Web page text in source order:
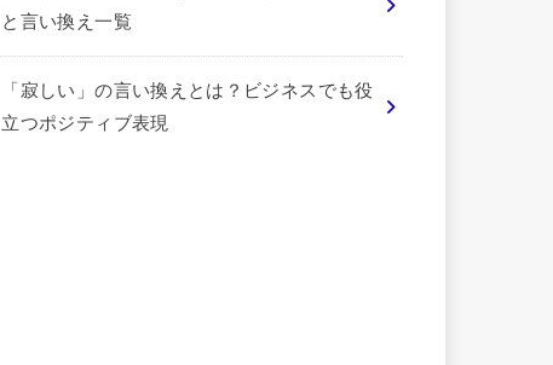
と言い換え一覧
「寂しい」の言い換えとは？ビジネスでも役
立つポジティブ表現